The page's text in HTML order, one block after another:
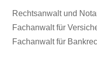
Rechtsanwalt und
Fachanwalt für
Fachanwalt für